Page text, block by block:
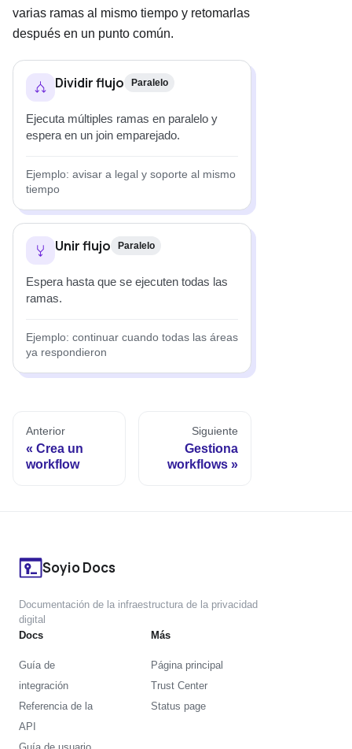
varias ramas al mismo tiempo y retomarlas
después en un punto común.
Dividir flujo Paralelo
Ejecuta múltiples ramas en paralelo y
espera en un join emparejado.
Ejemplo: avisar a legal y soporte al mismo
tiempo
Unir flujo Paralelo
Espera hasta que se ejecuten todas las
ramas.
Ejemplo: continuar cuando todas las áreas
ya respondieron
Anterior
Crea un
workflow
Siguiente
Gestiona
workflows
Soyio Docs
Documentación de la infraestructura de la privacidad
digital
Docs
Guía de
integración
Referencia de la
API
Más
Página principal
Trust Center
Status page